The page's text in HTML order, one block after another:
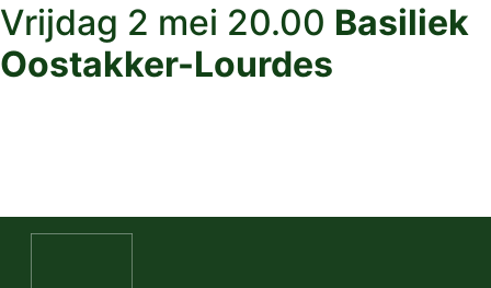
Vrijdag 2 mei 20.00 Basiliek
Oostakker-Lourdes